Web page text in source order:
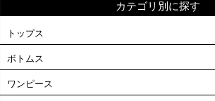
カテゴリ別に探す
トップス
ボトムス
ワンピース